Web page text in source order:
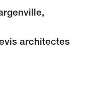
architectes